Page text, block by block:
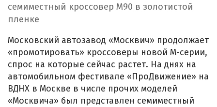
семиместный кроссовер М90 в золотистой
пленке
Московский автозавод «Москвич» продолжает
«промотировать» кроссоверы новой М-серии,
спрос на которые сейчас растет. На днях на
автомобильном фестивале «ПроДвижение» на
ВДНХ в Москве в числе прочих моделей
«Москвича» был представлен семиместный